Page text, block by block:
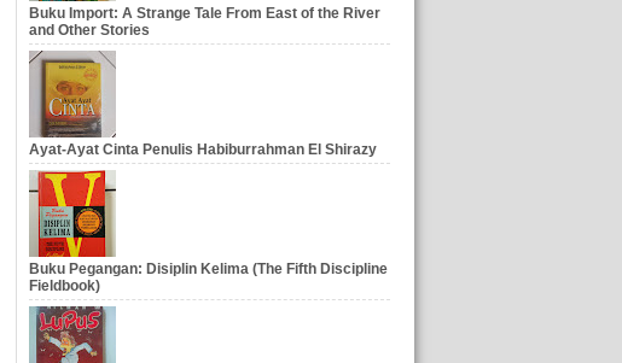
Buku Import: A Strange Tale From East of the River
and Other Stories
Ayat-Ayat Cinta Penulis Habiburrahman El Shirazy
Buku Pegangan: Disiplin Kelima (The Fifth Discipline
Fieldbook)